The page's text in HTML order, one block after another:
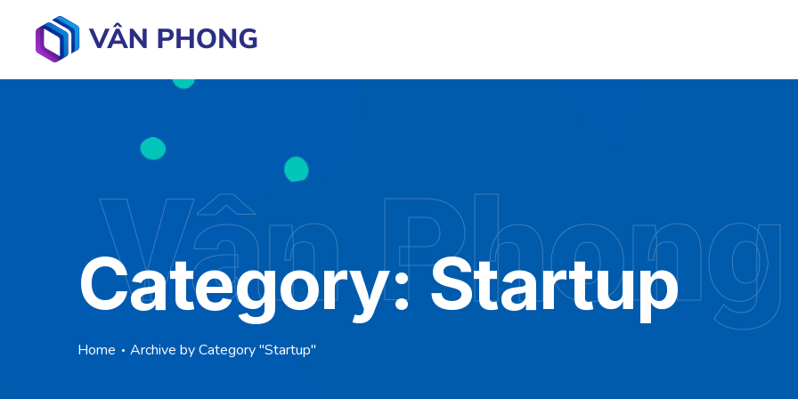
Vân
Category:Startup
Home Archive by Category "Startup"